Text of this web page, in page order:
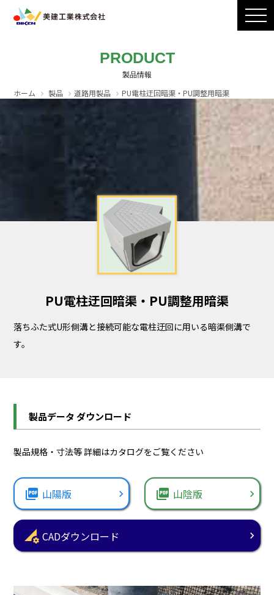
製品ラインナップ
CADダウンロード
PRODUCT
ホーム 製品 道路用製品 PU電柱迂回暗渠・PU調整用暗渠
PU電柱迂回暗渠・PU調整用暗渠
落ちふた式U形側溝と接続可能な電柱迂回に用いる暗渠側溝で
す。
製品データ ダウンロード
製品規格・寸法等 詳細はカタログをご覧ください
picture_as_pdf 山陽版 picture_as_pdf 山陰版
perm_data_setting CADダウンロード